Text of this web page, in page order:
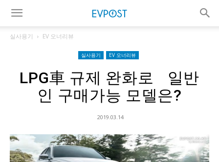
실사용기 EV 오너리뷰
실사용기 EV 오너리뷰
LPG車 규제 완화로 일반
인 구매가능 모델은?
2019.03.14